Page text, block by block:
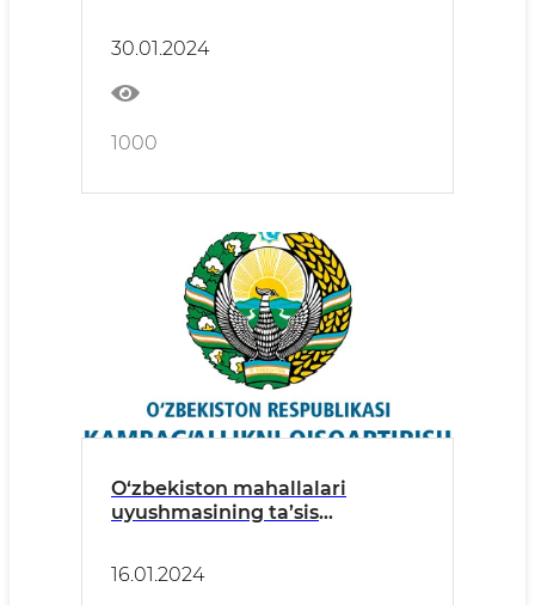
30.01.2024
1000
O‘zbekiston mahallalari
uyushmasining ta’sis
16.01.2024